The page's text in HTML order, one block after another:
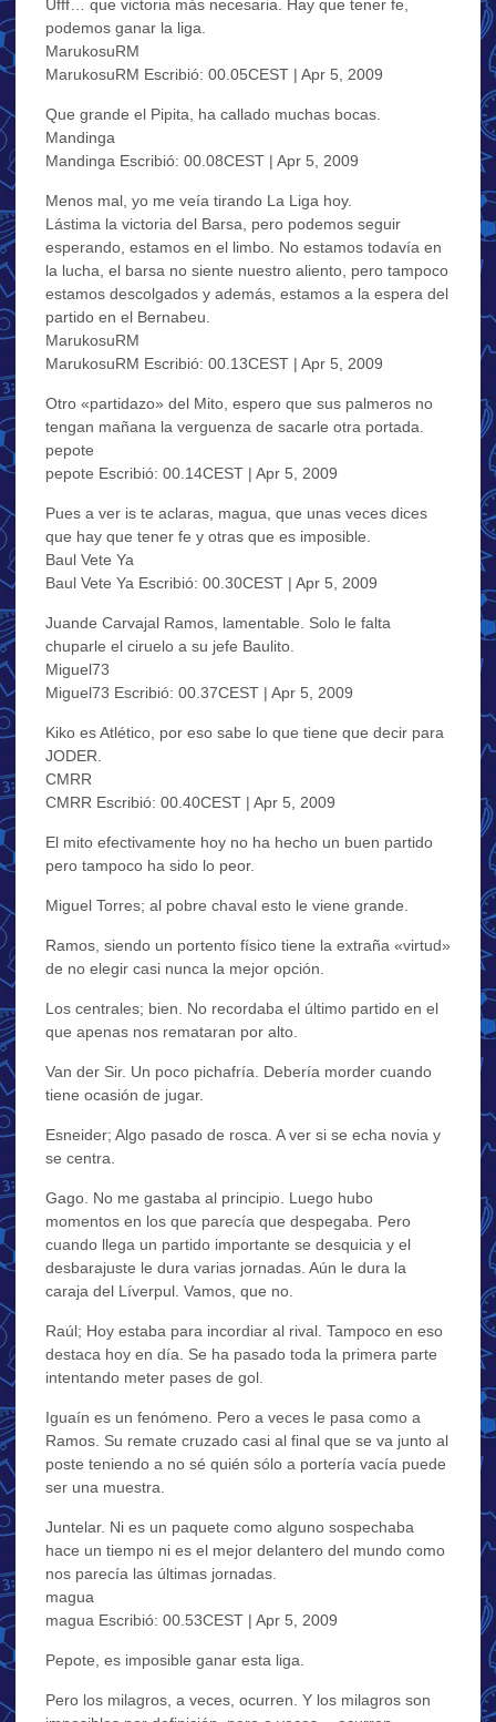
Ufff… que victoria más necesaria. Hay que tener fe,
podemos ganar la liga.
MarukosuRM
MarukosuRM Escribió: 00.05CEST | Apr 5, 2009
Que grande el Pipita, ha callado muchas bocas.
Mandinga
Mandinga Escribió: 00.08CEST | Apr 5, 2009
Menos mal, yo me veía tirando La Liga hoy.
Lástima la victoria del Barsa, pero podemos seguir
esperando, estamos en el limbo. No estamos todavía en
la lucha, el barsa no siente nuestro aliento, pero tampoco
estamos descolgados y además, estamos a la espera del
partido en el Bernabeu.
MarukosuRM
MarukosuRM Escribió: 00.13CEST | Apr 5, 2009
Otro «partidazo» del Mito, espero que sus palmeros no
tengan mañana la verguenza de sacarle otra portada.
pepote
pepote Escribió: 00.14CEST | Apr 5, 2009
Pues a ver is te aclaras, magua, que unas veces dices
que hay que tener fe y otras que es imposible.
Baul Vete Ya
Baul Vete Ya Escribió: 00.30CEST | Apr 5, 2009
Juande Carvajal Ramos, lamentable. Solo le falta
chuparle el ciruelo a su jefe Baulito.
Miguel73
Miguel73 Escribió: 00.37CEST | Apr 5, 2009
Kiko es Atlético, por eso sabe lo que tiene que decir para
JODER.
CMRR
CMRR Escribió: 00.40CEST | Apr 5, 2009
El mito efectivamente hoy no ha hecho un buen partido
pero tampoco ha sido lo peor.
Miguel Torres; al pobre chaval esto le viene grande.
Ramos, siendo un portento físico tiene la extraña «virtud»
de no elegir casi nunca la mejor opción.
Los centrales; bien. No recordaba el último partido en el
que apenas nos remataran por alto.
Van der Sir. Un poco pichafría. Debería morder cuando
tiene ocasión de jugar.
Esneider; Algo pasado de rosca. A ver si se echa novia y
se centra.
Gago. No me gastaba al principio. Luego hubo
momentos en los que parecía que despegaba. Pero
cuando llega un partido importante se desquicia y el
desbarajuste le dura varias jornadas. Aún le dura la
caraja del Líverpul. Vamos, que no.
Raúl; Hoy estaba para incordiar al rival. Tampoco en eso
destaca hoy en día. Se ha pasado toda la primera parte
intentando meter pases de gol.
Iguaín es un fenómeno. Pero a veces le pasa como a
Ramos. Su remate cruzado casi al final que se va junto al
poste teniendo a no sé quién sólo a portería vacía puede
ser una muestra.
Juntelar. Ni es un paquete como alguno sospechaba
hace un tiempo ni es el mejor delantero del mundo como
nos parecía las últimas jornadas.
magua
magua Escribió: 00.53CEST | Apr 5, 2009
Pepote, es imposible ganar esta liga.
Pero los milagros, a veces, ocurren. Y los milagros son